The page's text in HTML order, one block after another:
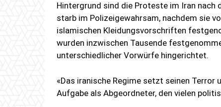
Hintergrund sind die Proteste im Iran nach
starb im Polizeigewahrsam, nachdem sie
islamischen Kleidungsvorschriften
wurden inzwischen Tausende
unterschiedlicher Vorwürfe hingerichtet.
«Das iranische Regime setzt seinen
Aufgabe als Abgeordneter, den vielen